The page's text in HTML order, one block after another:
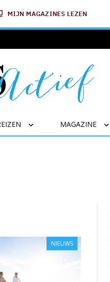
MIJN MAGAZINES LEZEN
MAGAZINE
NIEUWS